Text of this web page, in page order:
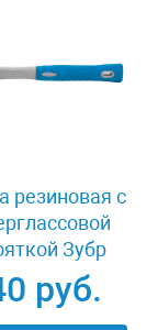
резиновая с
Зубр
2053-
60_z01руб.